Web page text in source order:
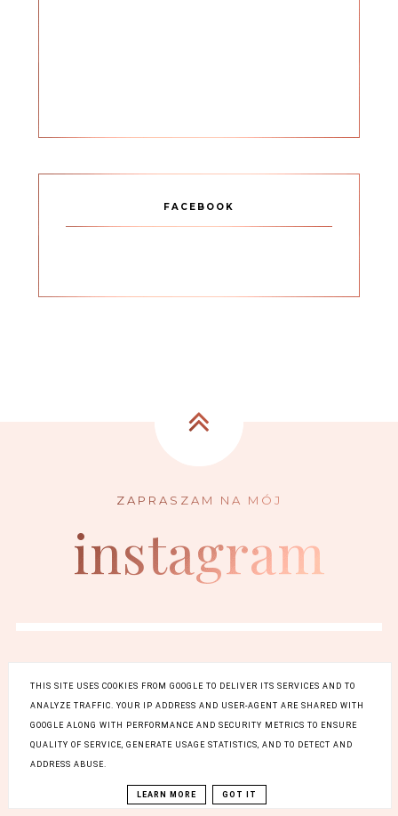
FACEBOOK
instagram
FACEBOOK
INSTAGRAM
THIS SITE USES COOKIES FROM GOOGLE TO DELIVER ITS SERVICES AND TO
ANALYZE TRAFFIC. YOUR IP ADDRESS AND USER-AGENT ARE SHARED WITH
GOOGLE ALONG WITH PERFORMANCE AND SECURITY METRICS TO ENSURE
QUALITY OF SERVICE, GENERATE USAGE STATISTICS, AND TO DETECT AND
ADDRESS ABUSE.
LEARN MORE GOT IT